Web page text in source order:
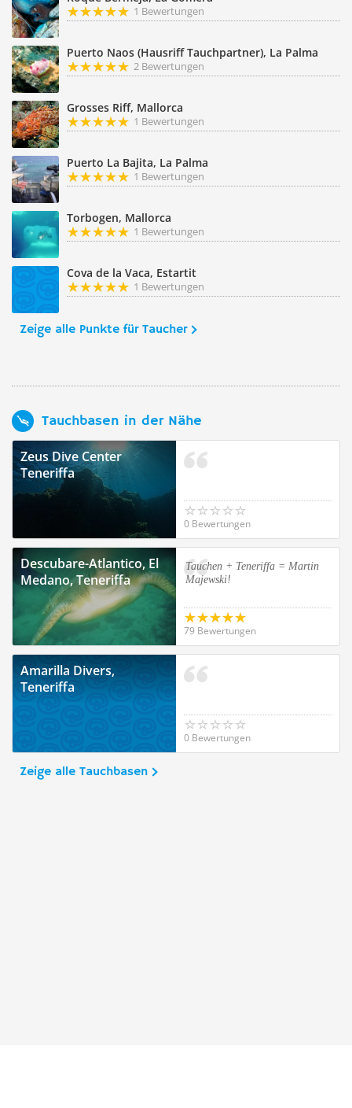
1 Bewertungen
Puerto Naos (Hausriff Tauchpartner), La Palma
2 Bewertungen
Grosses Riff, Mallorca
1 Bewertungen
Puerto La Bajita, La Palma
1 Bewertungen
Torbogen, Mallorca
1 Bewertungen
Cova de la Vaca, Estartit
1 Bewertungen
Zeige alle Punkte für Taucher
Tauchbasen in der Nähe
Zeus Dive Center
Teneriffa
0 Bewertungen
Descubare-Atlantico, El
Medano, Teneriffa
Tauchen + Teneriffa = Martin
Majewski!
79 Bewertungen
Amarilla Divers,
Teneriffa
0 Bewertungen
Zeige alle Tauchbasen